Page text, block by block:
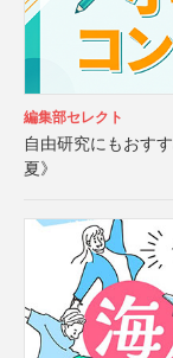
編集部セレクト
自由研究にもおす
夏》